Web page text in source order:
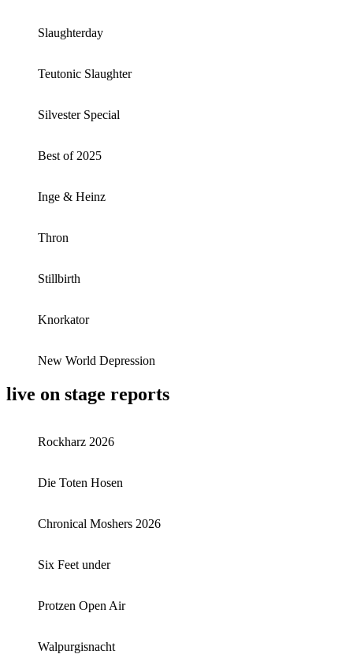
Slaughterday
Teutonic Slaughter
Silvester Special
Best of 2025
Inge & Heinz
Thron
Stillbirth
Knorkator
New World Depression
live on stage reports
Rockharz 2026
Die Toten Hosen
Chronical Moshers 2026
Six Feet under
Protzen Open Air
Walpurgisnacht